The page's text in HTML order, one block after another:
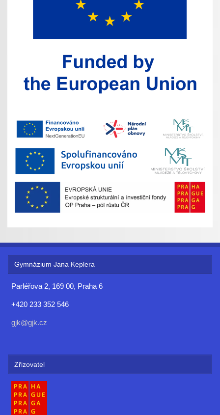
Gymnázium Jana Keplera
Parléřova 2, 169 00, Praha 6
+420 233 352 546
gjk@gjk.cz
Zřizovatel